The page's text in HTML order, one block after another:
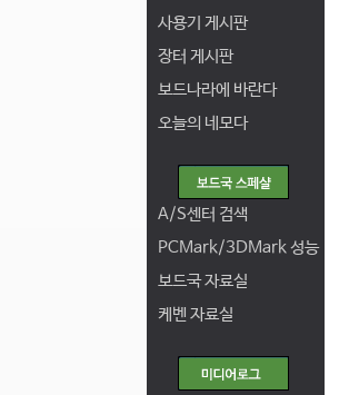
사용기 게시판
장터 게시판
보드나라에 바란다
오늘의 네모다
A/S센터 검색
PCMark/3DMark 성능
보드국 자료실
케벤 자료실